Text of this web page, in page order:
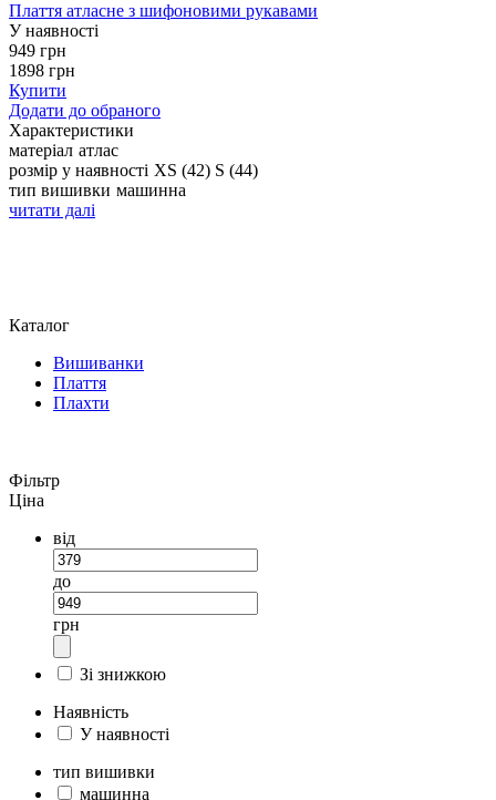
Плаття атласне з шифоновими рукавами
У наявності
949 грн
1898 грн
Купити
Додати до обраного
Характеристики
матеріал атлас
розмір у наявності XS (42) S (44)
тип вишивки машинна
читати далі
Каталог
Вишиванки
Плаття
Плахти
Фільтр
Ціна
від
до
грн
Зі знижкою
Наявність
У наявності
тип вишивки
машинна